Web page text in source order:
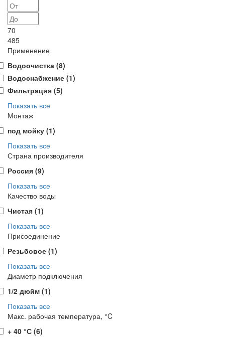
70
485
Применение
Водоочистка (8)
Водоснабжение (1)
Фильтрация (5)
Показать все
Монтаж
под мойку (1)
Показать все
Страна производителя
Россия (9)
Показать все
Качество воды
Чистая (1)
Показать все
Присоединение
Резьбовое (1)
Показать все
Диаметр подключения
1/2 дюйм (1)
Показать все
Макс. рабочая температура, °C
+ 40 °С (6)